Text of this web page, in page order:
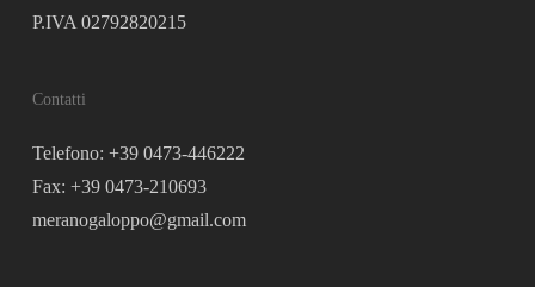
P.IVA 02792820215
Contatti
Telefono: +39 0473-446222
Fax: +39 0473-210693
meranogaloppo@gmail.com